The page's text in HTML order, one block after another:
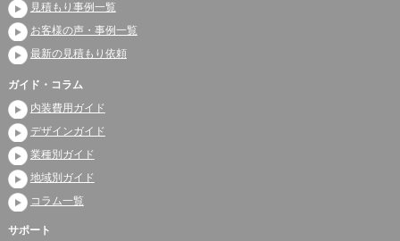
見積もり事例一覧
お客様の声・事例一覧
最新の見積もり依頼
ガイド・コラム
内装費用ガイド
デザインガイド
業種別ガイド
地域別ガイド
コラム一覧
サポート